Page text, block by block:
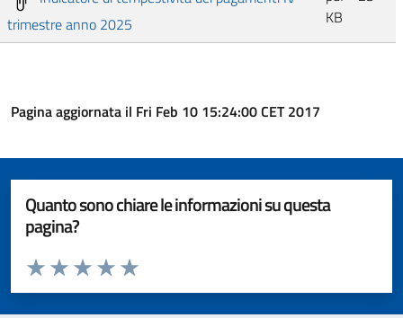
trimestre anno 2025
KB
Pagina aggiornata il Fri Feb 10 15:24:00 CET 2017
Quanto sono chiare le informazioni su questa
pagina?
Valuta da 1 a 5 stelle la pagina
Valuta 5 stelle su 5
Valuta 4 stelle su 5
Valuta 3 stelle su 5
Valuta 2 stelle su 5
Valuta 1 stelle su 5